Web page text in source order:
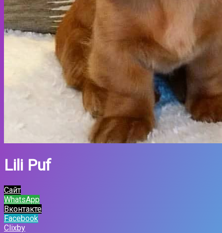
Lili Puf
Сайт
WhatsApp
Вконтакте
Facebook
Clixby